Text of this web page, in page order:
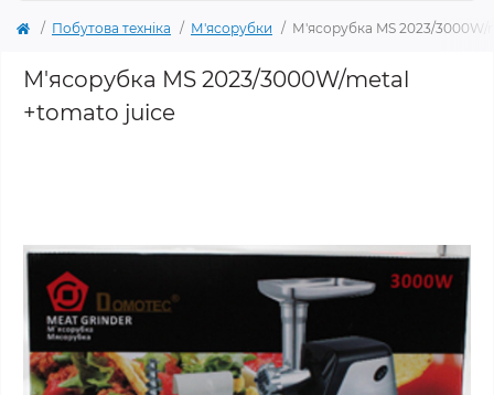
Побутова техніка М'ясорубки М'ясорубка MS 2023/
М'ясорубка MS 2023/3000W/metal
+tomato juice